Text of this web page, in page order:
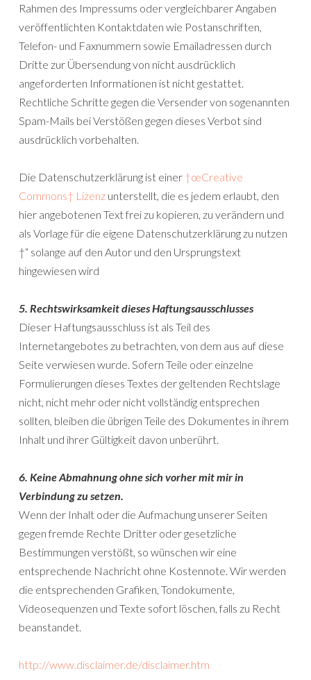
Rahmen des Impressums oder vergleichbarer Angaben
veröffentlichten Kontaktdaten wie Postanschriften,
Telefon- und Faxnummern sowie Emailadressen durch
Dritte zur Übersendung von nicht ausdrücklich
angeforderten Informationen ist nicht gestattet.
Rechtliche Schritte gegen die Versender von sogenannten
Spam-Mails bei Verstößen gegen dieses Verbot sind
ausdrücklich vorbehalten.
Die Datenschutzerklärung ist einer †œCreative
Commons† Lizenz unterstellt, die es jedem erlaubt, den
hier angebotenen Text frei zu kopieren, zu verändern und
als Vorlage für die eigene Datenschutzerklärung zu nutzen
†“ solange auf den Autor und den Ursprungstext
hingewiesen wird
5. Rechtswirksamkeit dieses Haftungsausschlusses
Dieser Haftungsausschluss ist als Teil des
Internetangebotes zu betrachten, von dem aus auf diese
Seite verwiesen wurde. Sofern Teile oder einzelne
Formulierungen dieses Textes der geltenden Rechtslage
nicht, nicht mehr oder nicht vollständig entsprechen
sollten, bleiben die übrigen Teile des Dokumentes in ihrem
Inhalt und ihrer Gültigkeit davon unberührt.
6. Keine Abmahnung ohne sich vorher mit mir in
Verbindung zu setzen.
Wenn der Inhalt oder die Aufmachung unserer Seiten
gegen fremde Rechte Dritter oder gesetzliche
Bestimmungen verstößt, so wünschen wir eine
entsprechende Nachricht ohne Kostennote. Wir werden
die entsprechenden Grafiken, Tondokumente,
Videosequenzen und Texte sofort löschen, falls zu Recht
beanstandet.
http://www.disclaimer.de/disclaimer.htm